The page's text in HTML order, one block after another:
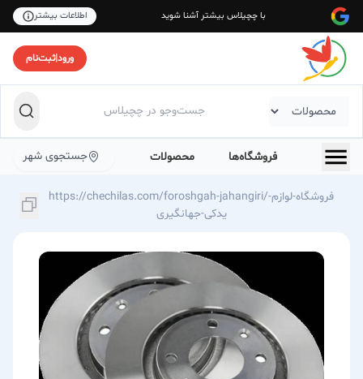
با چچیلاس بیشتر آشنا شوید اطلاعات بیشتر
ورود|ثبت‌نام
فروشگاه‌ها محصولات جستجوی شهر
https://chechilas.com/foroshgah-jahangiri/فروشگاه-لوازم-
یدکی-جهانگیری